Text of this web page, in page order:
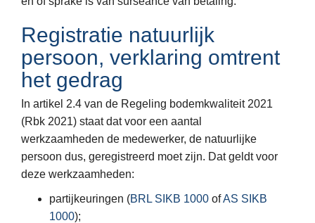
Registratie natuurlijk
persoon, verklaring omtrent
het gedrag
In artikel 2.4 van de Regeling bodemkwaliteit 2021
(Rbk 2021) staat dat voor een aantal
werkzaamheden de medewerker, de natuurlijke
persoon dus, geregistreerd moet zijn. Dat geldt voor
deze werkzaamheden:
partijkeuringen (BRL SIKB 1000 ofAS SIKB
1000);